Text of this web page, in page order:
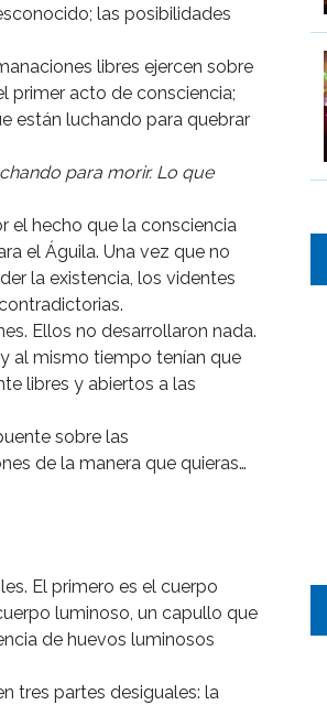
las posibilidades
libres ejercen sobre
primer acto de consciencia;
están luchando para quebrar
para morir. Lo que
el hecho que la consciencia
el Águila. Una vez que no
la existencia, los videntes
Ellos no desarrollaron nada.
al mismo tiempo tenían que
libres y abiertos a las
sobre las
de la manera que quieras…
El primero es el cuerpo
luminoso, un capullo que
de huevos luminosos
tres partes desiguales: la